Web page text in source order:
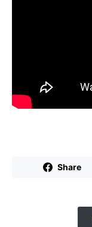
Share